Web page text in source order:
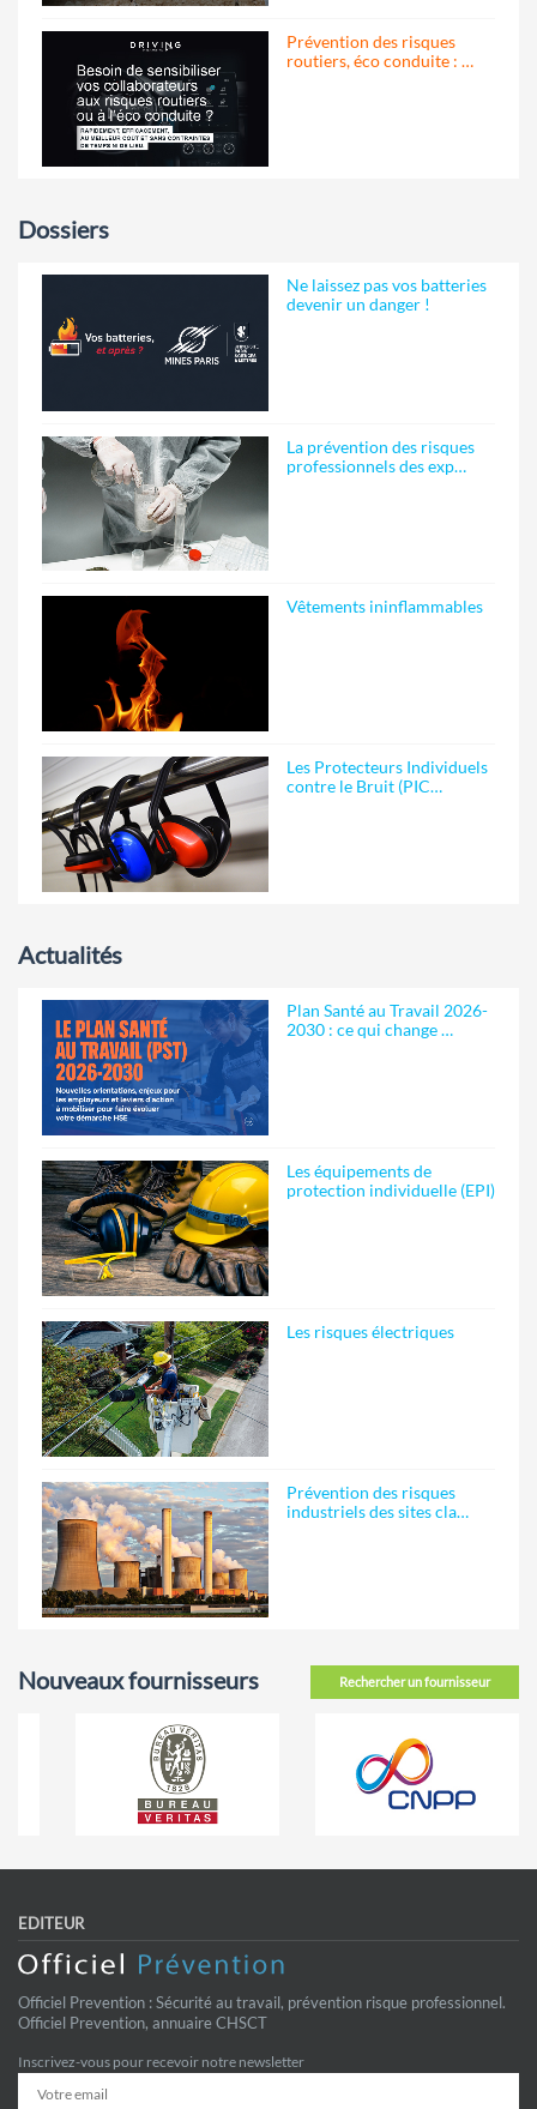
Prévention des risques
routiers, éco conduite : …
Dossiers
Ne laissez pas vos batteries
devenir un danger !
La prévention des risques
professionnels des exp…
Vêtements ininflammables
Les Protecteurs Individuels
contre le Bruit (PIC…
Actualités
Plan Santé au Travail 2026-
2030 : ce qui change …
Les équipements de
protection individuelle (EPI)
Les risques électriques
Prévention des risques
industriels des sites cla…
Rechercher un fournisseur
Nouveaux fournisseurs
EDITEUR
Officiel Prevention : Sécurité au travail, prévention risque professionnel.
Officiel Prevention, annuaire CHSCT
Inscrivez-vous pour recevoir notre newsletter